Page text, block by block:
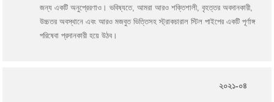
জন্য একটি অনুপ্রেরণাও। ভবিষ্যতে, আমরা আরও শক্তিশালী, বৃহত্তর অবদানকারী,
উচ্চতর অবস্থানে এবং আরও মজবুত ভিত্তিসহ স্ট্রাকচারাল স্টিল পাইপের একটি পূর্ণাঙ্গ
পরিষেবা প্রদানকারী হয়ে উঠব।
২০২১-০৪